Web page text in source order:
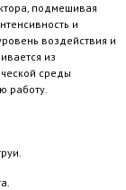
подмешивая
и
воздействия и
из
среды
работу.